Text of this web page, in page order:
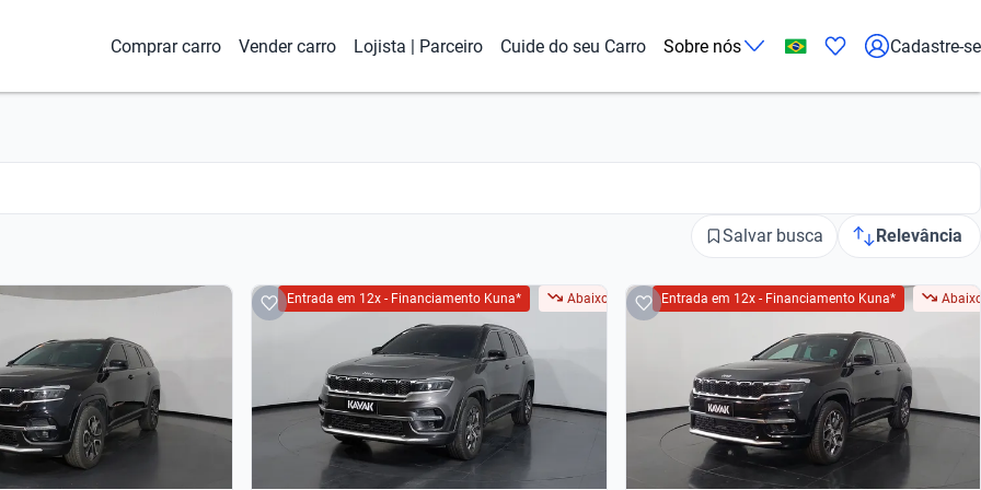
Comprar carro Vender carro Lojista | Parceiro Cuide do seu Carro Sobre nós Cadastre-se
Salvar busca Relevância
Entrada em 12x - Financiamento Kuna* Abaixo da FIPEEntrada em 12x - Financiamento Kuna*